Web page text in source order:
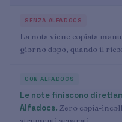
La nota viene copiata
giorno dopo, quando il
Le note finiscono
Alfadocs. Zero copia-